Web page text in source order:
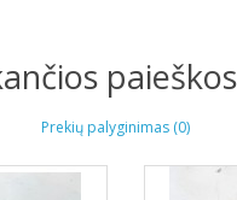
Prekių palyginimas (0)